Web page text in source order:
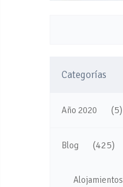
Categorías
Año 2020 (5)
Blog (425)
Alojamientos